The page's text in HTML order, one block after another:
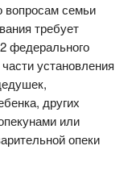
вопросам семьи
требует
федерального
установления
других
или
опеки